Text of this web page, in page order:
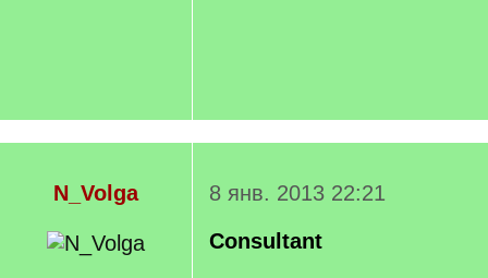
N_Volga
8 янв. 2013 22:21
Consultant